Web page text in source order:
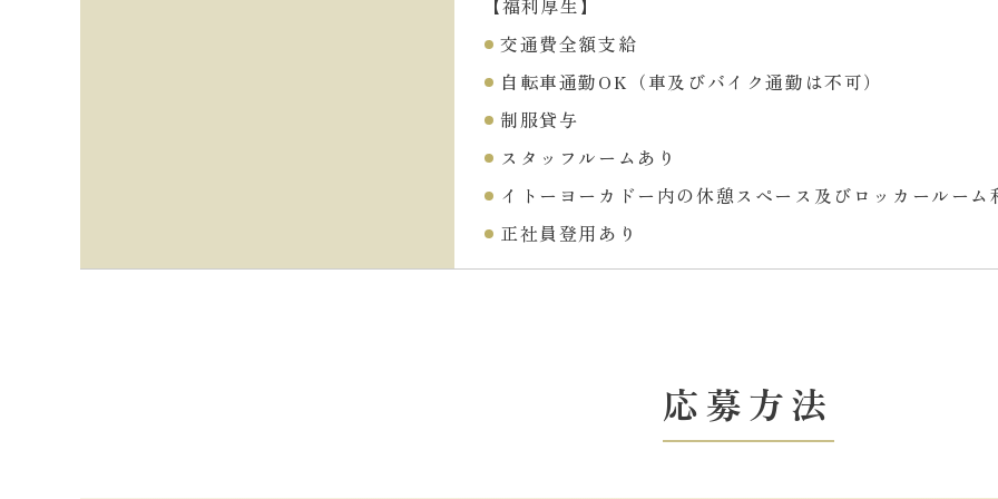
【福利厚生】
交通費全額支給
自転車通勤OK（車及びバイク通勤は不可）
制服貸与
スタッフルームあり
イトーヨーカドー内の休憩スペース及びロッカールーム
正社員登用あり
応募方法